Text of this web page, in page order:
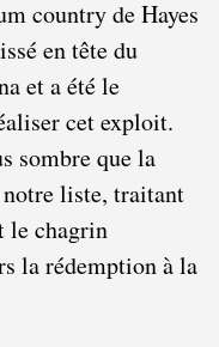
country de Hayes
en tête du
et a été le
cet exploit.
sombre que la
notre liste, traitant
le chagrin
la rédemption à la